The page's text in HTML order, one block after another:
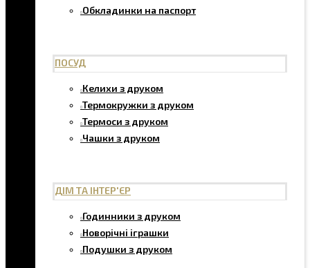
Обкладинки на паспорт
ПОСУД
Келихи з друком
Термокружки з друком
Термоси з друком
Чашки з друком
ДІМ ТА ІНТЕР'ЄР
Годинники з друком
Новорічні іграшки
Подушки з друком